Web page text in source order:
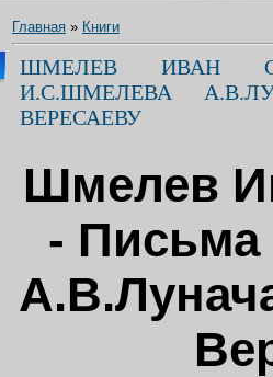
Главная » Книги
ШМЕЛЕВ ИВАН
И.С.ШМЕЛЕВА
ВЕРЕСАЕВУ
Шмелев
-